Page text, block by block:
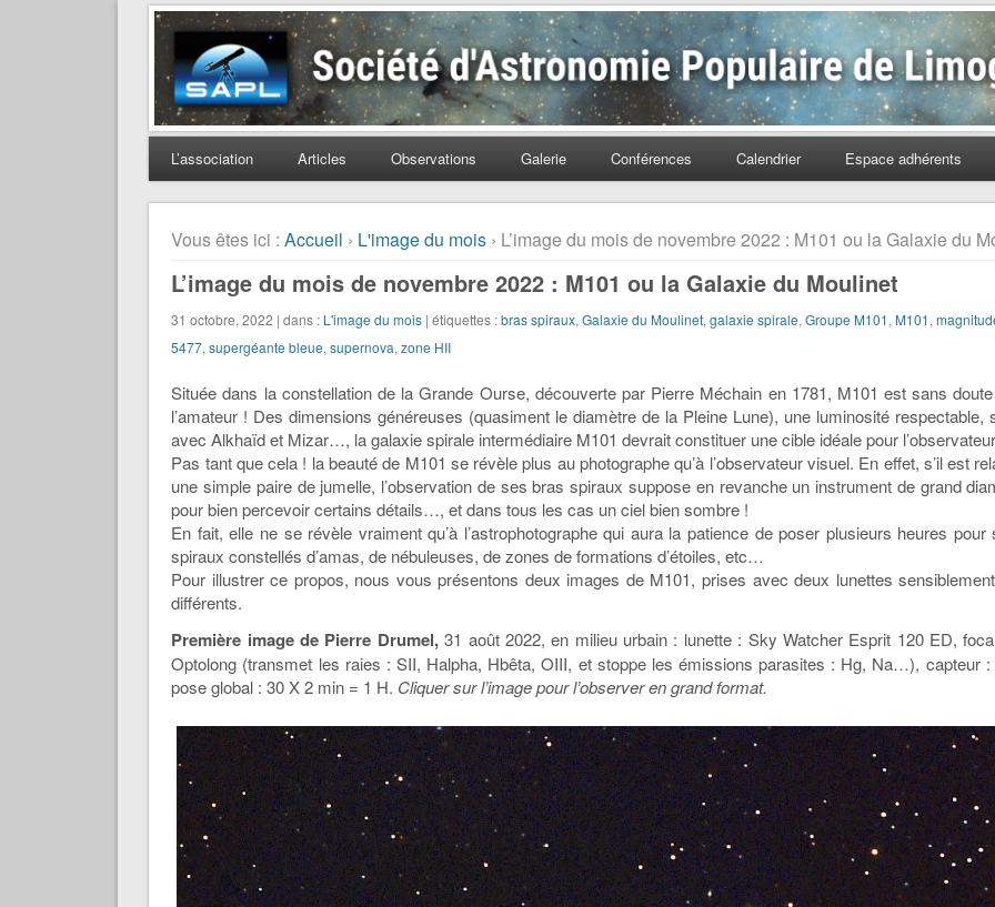
Société d'Astronomie Populaire de Limoges
L’association Articles Observations Galerie Conférences Calendrier Espace adhérents
Vous êtes ici : Accueil › L'image du mois › L’image du mois de novembre 2022 : M101 ou la Galaxie du
L’image du mois de novembre 2022 : M101 ou la Galaxie du Moulinet
31 octobre, 2022 | dans : L'image du mois | étiquettes :bras spiraux,Galaxie du Moulinet,galaxie spirale,Groupe M101,M101,
5477,supergéante bleue,supernova,zone HII
Située dans la constellation de la Grande Ourse, découverte par Pierre Méchain en 1781, M101 est sans
l’amateur ! Des dimensions généreuses (quasiment le diamètre de la Pleine Lune), une luminosité
avec Alkhaïd et Mizar…, la galaxie spirale intermédiaire M101 devrait constituer une cible idéale pour
Pas tant que cela ! la beauté de M101 se révèle plus au photographe qu’à l’observateur visuel. En effet, s’il est
une simple paire de jumelle, l’observation de ses bras spiraux suppose en revanche un instrument de grand
pour bien percevoir certains détails…, et dans tous les cas un ciel bien sombre !
En fait, elle ne se révèle vraiment qu’à l’astrophotographe qui aura la patience de poser plusieurs heures
spiraux constellés d’amas, de nébuleuses, de zones de formations d’étoiles, etc…
Pour illustrer ce propos, nous vous présentons deux images de M101, prises avec deux lunettes
différents.
Première image de Pierre Drumel,31 août 2022, en milieu urbain : lunette : Sky Watcher Esprit 120 ED,
Optolong (transmet les raies : SII, Halpha, Hbêta, OIII, et stoppe les émissions parasites : Hg, Na…), capteur
pose global : 30 X 2 min = 1 H. Cliquer sur l’image pour l’observer en grand format.